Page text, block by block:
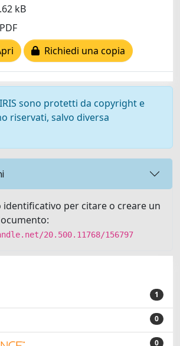
kB
Richiedi una copia
sono protetti da copyright e
riservati, salvo diversa
identificativo per citare o creare un
20.500.11768/156797
1
0
0